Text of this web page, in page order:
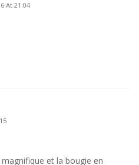
At 21:04
et la bougie en